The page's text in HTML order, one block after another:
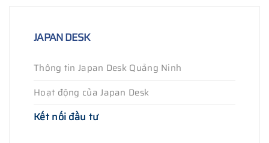
JAPAN DESK
Thông tin Japan Desk Quảng Ninh
Hoạt động của Japan Desk
Kết nối đầu tư